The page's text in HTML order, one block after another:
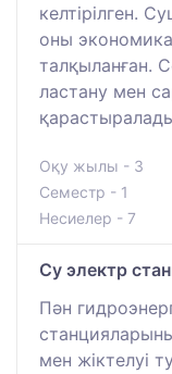
келтірілген.
оны
талқыланған.
ластану мен
Оқу жылы - 3
Семестр - 1
Несиелер - 7
Су электр
Пән
мен жіктелуі